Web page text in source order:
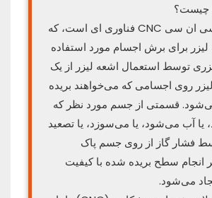
برش لیزری سی ان سی CNC فناوری ای است، که
لیزر برای برش اجسام مورد استفاده
توسط استعمال اشعه لیزر از یک
روی اجسامی که می‌خواهند بریده
قسمتی از جسم مورد نظر که
یا آب می‌شود، یا می‌سوزد، یا تصعید
فشار گاز از روی جسم پاک
سطح بریده شده با کیفیت
می‌شود.